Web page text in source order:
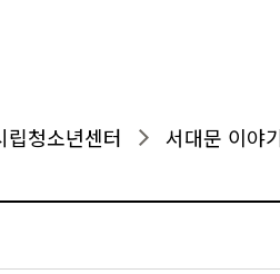
립청소년센터 서대문 이야